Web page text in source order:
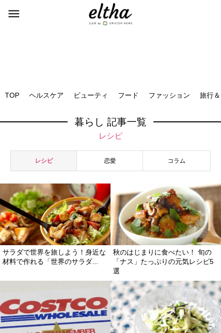
TOP ヘルスケア ビューティ フード ファッション 旅行
暮らし 記事一覧
レシピ
レシピ 恋愛 コラム
サラダで世界を旅しよう！身近な
材料で作れる「世界のサラダ...
秋のはじまりに食べたい！ 旬の
「ナス」たっぷりの元気レシピ5
選